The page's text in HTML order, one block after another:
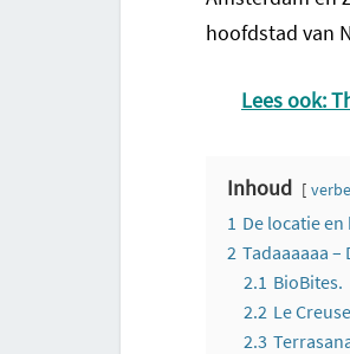
hoofdstad van
Lees ook:
Inhoud
1 De locatie
2 Tadaaaaaa
2.1 BioBites.
2.2 Le
2.3